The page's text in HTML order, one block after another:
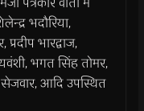
भदौरिया,
भारद्वाज,
भगत सिंह तोमर,
सेजवार, आदि उपस्थित